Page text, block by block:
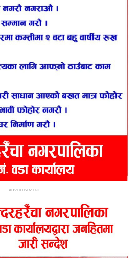
ADVERTISEMENT